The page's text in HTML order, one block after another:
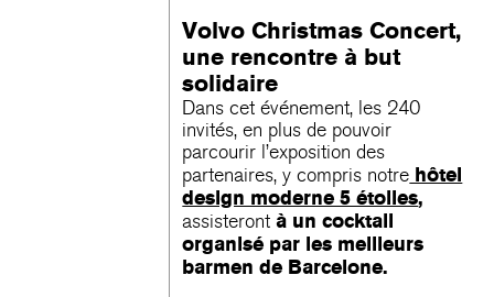
Volvo Christmas Concert,
une rencontre à but
solidaire
Dans cet événement, les 240
invités, en plus de pouvoir
parcourir l’exposition des
partenaires, y compris notre hôtel
design moderne 5 étoiles,
assisterontà un cocktail
organisé par les meilleurs
barmen de Barcelone.